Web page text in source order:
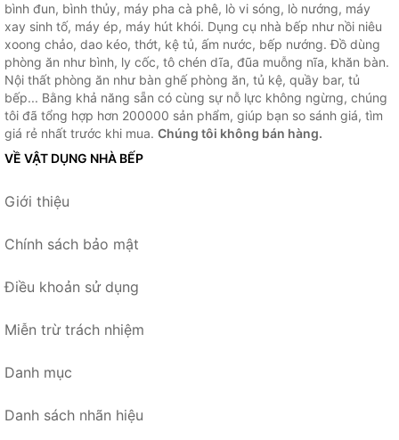
bình đun, bình thủy, máy pha cà phê, lò vi sóng, lò nướng, máy
xay sinh tố, máy ép, máy hút khói. Dụng cụ nhà bếp như nồi niêu
xoong chảo, dao kéo, thớt, kệ tủ, ấm nước, bếp nướng. Đồ dùng
phòng ăn như bình, ly cốc, tô chén dĩa, đũa muỗng nĩa, khăn bàn.
Nội thất phòng ăn như bàn ghế phòng ăn, tủ kệ, quầy bar, tủ
bếp... Bằng khả năng sẵn có cùng sự nỗ lực không ngừng, chúng
tôi đã tổng hợp hơn 200000 sản phẩm, giúp bạn so sánh giá, tìm
giá rẻ nhất trước khi mua. Chúng tôi không bán hàng.
VỀ VẬT DỤNG NHÀ BẾP
Giới thiệu
Chính sách bảo mật
Điều khoản sử dụng
Miễn trừ trách nhiệm
Danh mục
Danh sách nhãn hiệu